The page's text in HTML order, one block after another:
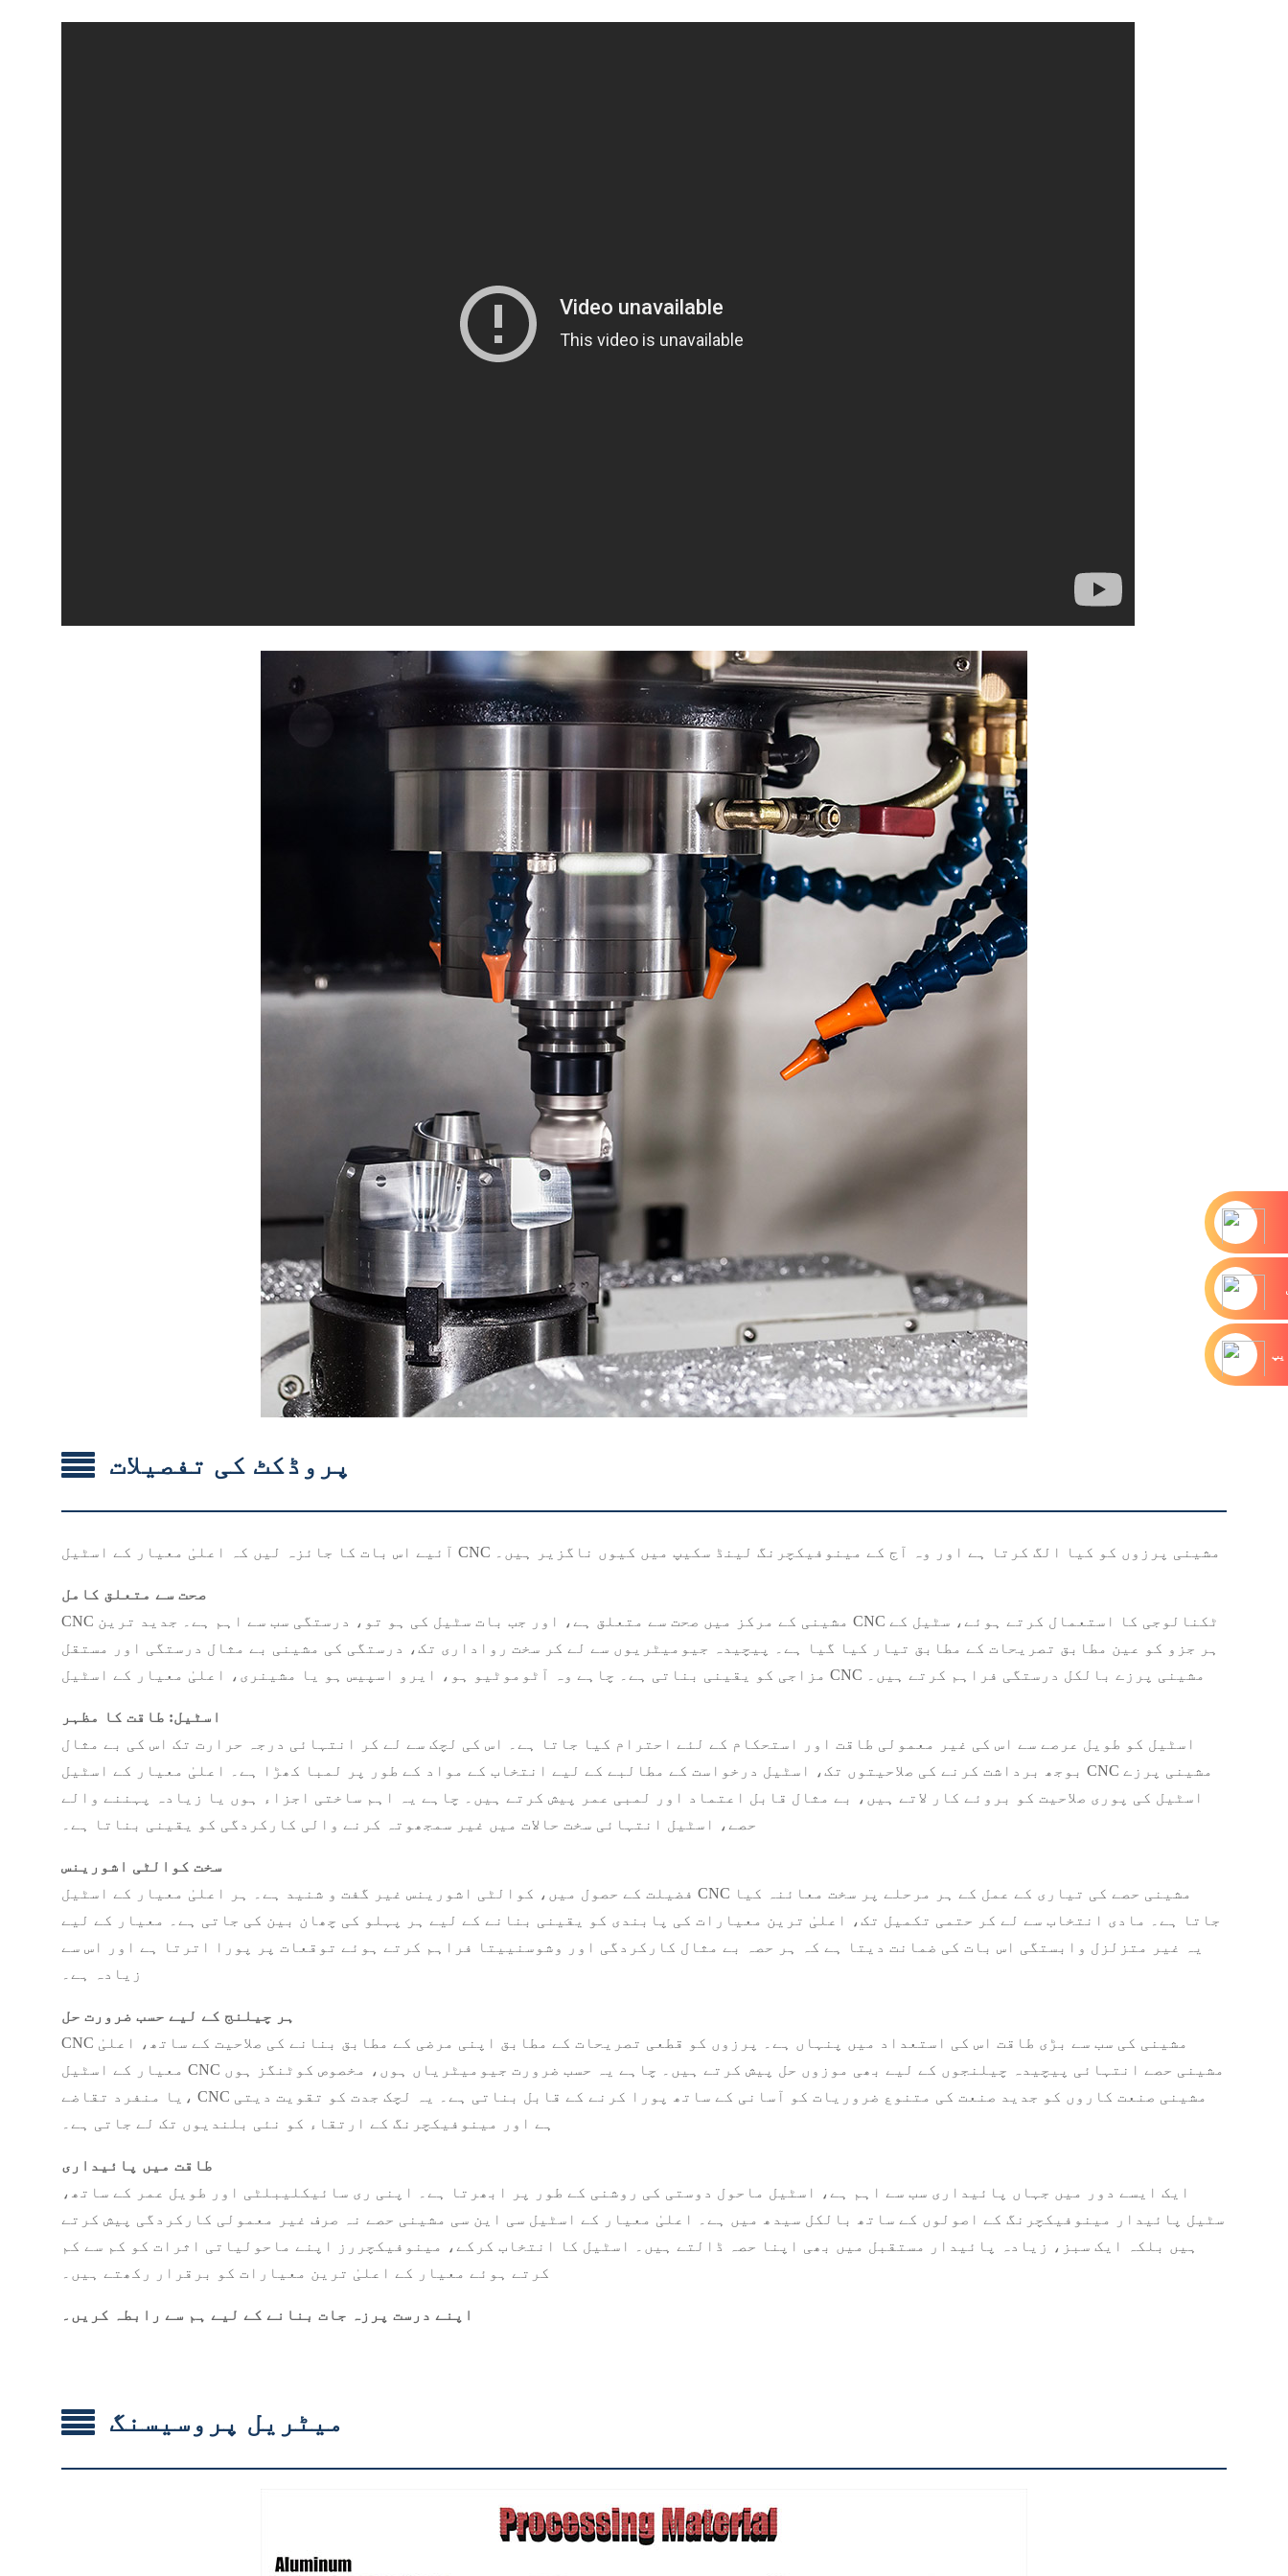
پروڈکٹ کی تفصیلات
آئیے اس بات کا جائزہ لیں کہ اعلیٰ معیار کے اسٹیل CNC مشینی پرزوں کو کیا الگ کرتا ہے اور وہ آج کے مینوفیکچرنگ لینڈ سکیپ میں کیوں ناگزیر ہیں۔
صحت سے متعلق کامل
CNC مشینی کے مرکز میں صحت سے متعلق ہے، اور جب بات سٹیل کی ہو تو، درستگی سب سے اہم ہے۔ جدید ترین CNC ٹکنالوجی کا استعمال کرتے ہوئے، سٹیل کے
ہر جزو کو عین مطابق تصریحات کے مطابق تیار کیا گیا ہے۔ پیچیدہ جیومیٹریوں سے لے کر سخت رواداری تک، درستگی کی مشینی بے مثال درستگی اور مستقل
مزاجی کو یقینی بناتی ہے۔ چاہے وہ آٹوموٹیو ہو، ایرو اسپیس ہو یا مشینری، اعلیٰ معیار کے اسٹیل CNC مشینی پرزے بالکل درستگی فراہم کرتے ہیں۔
اسٹیل: طاقت کا مظہر
اسٹیل کو طویل عرصے سے اس کی غیر معمولی طاقت اور استحکام کے لئے احترام کیا جاتا ہے۔ اس کی لچک سے لے کر انتہائی درجہ حرارت تک اس کی بے مثال
بوجھ برداشت کرنے کی صلاحیتوں تک، اسٹیل درخواست کے مطالبے کے لیے انتخاب کے مواد کے طور پر لمبا کھڑا ہے۔ اعلیٰ معیار کے اسٹیل CNC مشینی پرزے
اسٹیل کی پوری صلاحیت کو بروئے کار لاتے ہیں، بے مثال قابل اعتماد اور لمبی عمر پیش کرتے ہیں۔ چاہے یہ اہم ساختی اجزاء ہوں یا زیادہ پہننے والے
حصے، اسٹیل انتہائی سخت حالات میں غیر سمجھوتہ کرنے والی کارکردگی کو یقینی بناتا ہے۔
سخت کوالٹی اشورینس
فضیلت کے حصول میں، کوالٹی اشورینس غیر گفت و شنید ہے۔ ہر اعلیٰ معیار کے اسٹیل CNC مشینی حصے کی تیاری کے عمل کے ہر مرحلے پر سخت معائنہ کیا
جاتا ہے۔ مادی انتخاب سے لے کر حتمی تکمیل تک، اعلیٰ ترین معیارات کی پابندی کو یقینی بنانے کے لیے ہر پہلو کی چھان بین کی جاتی ہے۔ معیار کے لیے
یہ غیر متزلزل وابستگی اس بات کی ضمانت دیتا ہے کہ ہر حصہ بے مثال کارکردگی اور وشوسنییتا فراہم کرتے ہوئے توقعات پر پورا اترتا ہے اور اس سے
زیادہ ہے۔
ہر چیلنج کے لیے حسب ضرورت حل
CNC مشینی کی سب سے بڑی طاقت اس کی استعداد میں پنہاں ہے۔ پرزوں کو قطعی تصریحات کے مطابق اپنی مرضی کے مطابق بنانے کی صلاحیت کے ساتھ، اعلیٰ
معیار کے اسٹیل CNC مشینی حصے انتہائی پیچیدہ چیلنجوں کے لیے بھی موزوں حل پیش کرتے ہیں۔ چاہے یہ حسب ضرورت جیومیٹریاں ہوں، مخصوص کوٹنگز ہوں
یا منفرد تقاضے، CNC مشینی صنعت کاروں کو جدید صنعت کی متنوع ضروریات کو آسانی کے ساتھ پورا کرنے کے قابل بناتی ہے۔ یہ لچک جدت کو تقویت دیتی
ہے اور مینوفیکچرنگ کے ارتقاء کو نئی بلندیوں تک لے جاتی ہے۔
طاقت میں پائیداری
ایک ایسے دور میں جہاں پائیداری سب سے اہم ہے، اسٹیل ماحول دوستی کی روشنی کے طور پر ابھرتا ہے۔ اپنی ری سائیکلیبلٹی اور طویل عمر کے ساتھ،
سٹیل پائیدار مینوفیکچرنگ کے اصولوں کے ساتھ بالکل سیدھ میں ہے۔ اعلیٰ معیار کے اسٹیل سی این سی مشینی حصے نہ صرف غیر معمولی کارکردگی پیش کرتے
ہیں بلکہ ایک سبز، زیادہ پائیدار مستقبل میں بھی اپنا حصہ ڈالتے ہیں۔ اسٹیل کا انتخاب کرکے، مینوفیکچررز اپنے ماحولیاتی اثرات کو کم سے کم
کرتے ہوئے معیار کے اعلیٰ ترین معیارات کو برقرار رکھتے ہیں۔
اپنے درست پرزہ جات بنانے کے لیے ہم سے رابطہ کریں۔
میٹریل پروسیسنگ